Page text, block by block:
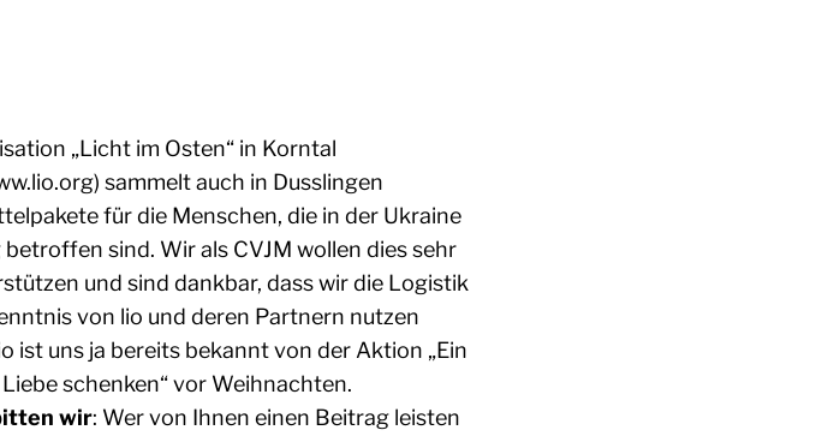
„Licht im Osten“ in Korntal
sammelt auch in Dusslingen
für die Menschen, die in der Ukraine
sind. Wir als CVJM wollen dies sehr
und sind dankbar, dass wir die Logistik
von lio und deren Partnern nutzen
ist uns ja bereits bekannt von der Aktion „Ein
schenken“ vor Weihnachten.
wir: Wer von Ihnen einen Beitrag leisten